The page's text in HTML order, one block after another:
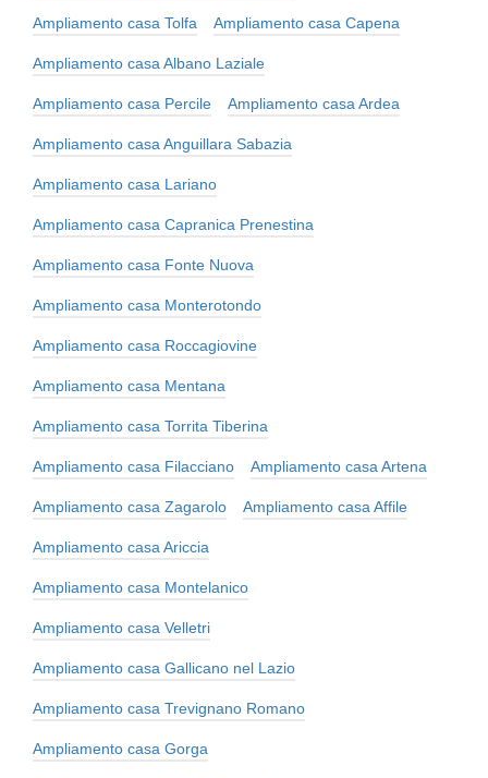
Ampliamento casa Tolfa Ampliamento casa Capena
Ampliamento casa Albano Laziale
Ampliamento casa Percile Ampliamento casa Ardea
Ampliamento casa Anguillara Sabazia
Ampliamento casa Lariano
Ampliamento casa Capranica Prenestina
Ampliamento casa Fonte Nuova
Ampliamento casa Monterotondo
Ampliamento casa Roccagiovine
Ampliamento casa Mentana
Ampliamento casa Torrita Tiberina
Ampliamento casa Filacciano Ampliamento casa Artena
Ampliamento casa Zagarolo Ampliamento casa Affile
Ampliamento casa Ariccia
Ampliamento casa Montelanico
Ampliamento casa Velletri
Ampliamento casa Gallicano nel Lazio
Ampliamento casa Trevignano Romano
Ampliamento casa Gorga